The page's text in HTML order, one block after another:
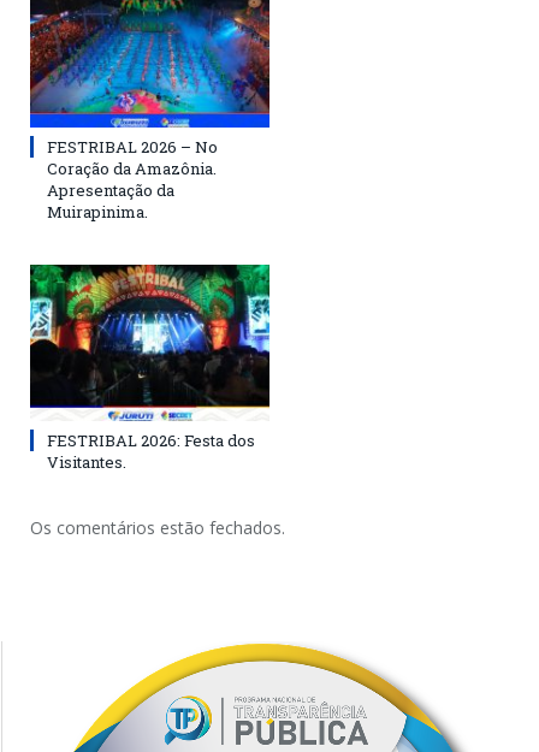
FESTRIBAL 2026 – No
Coração da Amazônia.
Apresentação da
Muirapinima.
FESTRIBAL 2026: Festa dos
Visitantes.
Os comentários estão fechados.